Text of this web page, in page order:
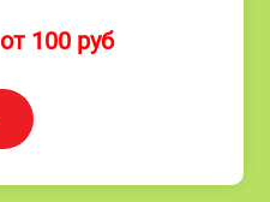
от 100 руб